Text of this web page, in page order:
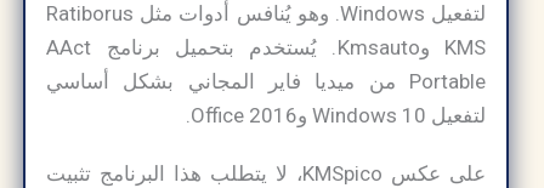
لتفعيل Windows. وهو يُنافس أدوات مثل Ratiborus
KMS وKmsauto. يُستخدم بتحميل برنامج AAct
Portable من ميديا فاير المجاني بشكل أساسي
لتفعيل Windows 10 وOffice 2016.
على عكس KMSpico، لا يتطلب هذا البرنامج تثبيت